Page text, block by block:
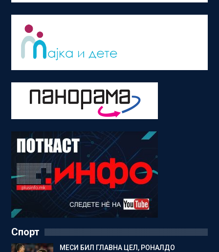
Спорт
МЕСИ БИЛ ГЛАВНА ЦЕЛ, РОНАЛДО